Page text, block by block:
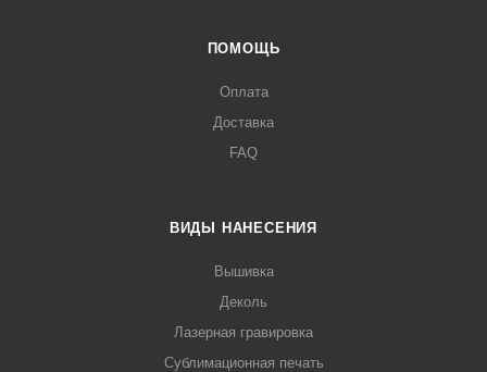
ПОМОЩЬ
Оплата
Доставка
FAQ
ВИДЫ НАНЕСЕНИЯ
Вышивка
Деколь
Лазерная гравировка
Сублимационная печать